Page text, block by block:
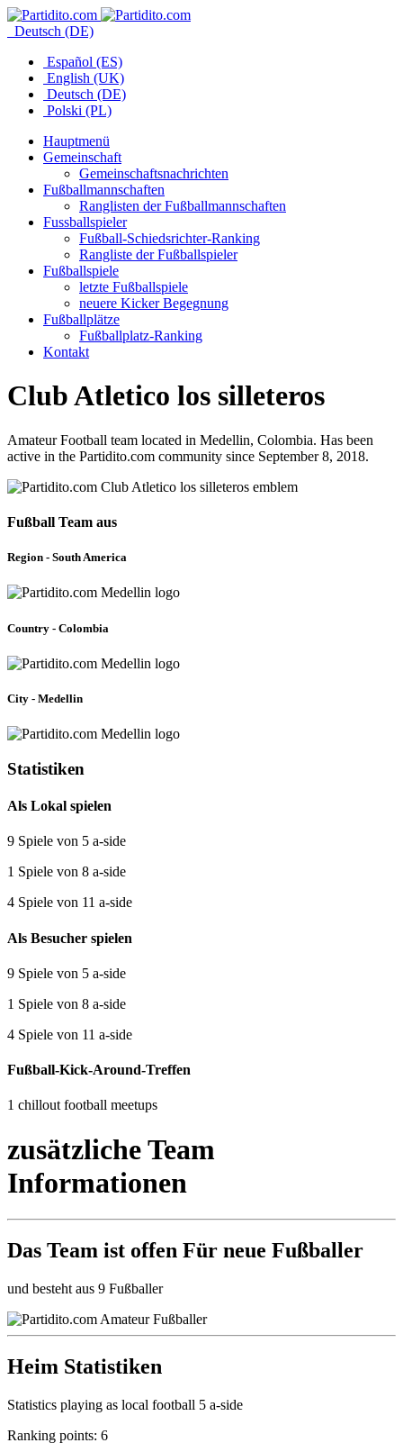
Deutsch (DE)
Español (ES)
English (UK)
Deutsch (DE)
Polski (PL)
Hauptmenü
Gemeinschaft
Gemeinschaftsnachrichten
Fußballmannschaften
Ranglisten der Fußballmannschaften
Fussballspieler
Fußball-Schiedsrichter-Ranking
Rangliste der Fußballspieler
Fußballspiele
letzte Fußballspiele
neuere Kicker Begegnung
Fußballplätze
Fußballplatz-Ranking
Kontakt
Club Atletico los silleteros
Amateur Football team located in Medellin, Colombia. Has been
active in the Partidito.com community since September 8, 2018.
Fußball Team aus
Region - South America
Country - Colombia
City - Medellin
Statistiken
Als Lokal spielen
9 Spiele von 5 a-side
1 Spiele von 8 a-side
4 Spiele von 11 a-side
Als Besucher spielen
9 Spiele von 5 a-side
1 Spiele von 8 a-side
4 Spiele von 11 a-side
Fußball-Kick-Around-Treffen
1 chillout football meetups
zusätzliche Team
Informationen
Das Team ist offen Für neue Fußballer
und besteht aus 9 Fußballer
Heim Statistiken
Statistics playing as local football 5 a-side
Ranking points: 6